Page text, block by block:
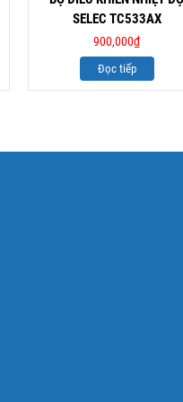
SELEC TC533AX
900,000₫
Đọc tiếp